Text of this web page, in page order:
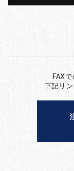
FAX
下記リ